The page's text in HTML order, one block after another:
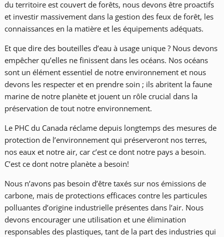
du territoire est couvert de forêts, nous devons être proactifs
et investir massivement dans la gestion des feux de forêt, les
connaissances en la matière et les équipements adéquats.
Et que dire des bouteilles d’eau à usage unique ? Nous devons
empêcher qu’elles ne finissent dans les océans. Nos océans
sont un élément essentiel de notre environnement et nous
devons les respecter et en prendre soin ; ils abritent la faune
marine de notre planète et jouent un rôle crucial dans la
préservation de tout notre environnement.
Le PHC du Canada réclame depuis longtemps des mesures de
protection de l’environnement qui préserveront nos terres,
nos eaux et notre air, car c’est ce dont notre pays a besoin.
C’est ce dont notre planète a besoin!
Nous n’avons pas besoin d’être taxés sur nos émissions de
carbone, mais de protections efficaces contre les particules
polluantes d’origine industrielle présentes dans l’air. Nous
devons encourager une utilisation et une élimination
responsables des plastiques, tant de la part des industries qui